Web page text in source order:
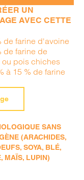
UN
AVEC CETTE
de farine d'avoine
de farine de
pois chiches
à 15 % de farine
SANS
(ARACHIDES,
SOYA, BLÉ,
MAÏS, LUPIN)